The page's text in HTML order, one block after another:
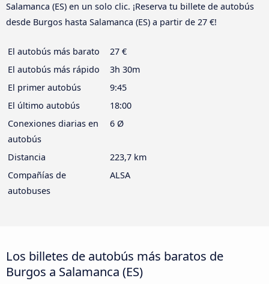
Salamanca (ES) en un solo clic. ¡Reserva tu billete de autobús
desde Burgos hasta Salamanca (ES) a partir de 27 €!
El autobús más barato
27 €
El autobús más rápido
3h 30m
El primer autobús
9:45
El último autobús
18:00
Conexiones diarias en
autobús
6 Ø
Distancia
223,7 km
Compañías de
autobuses
ALSA
Los billetes de autobús más baratos de
Burgos a Salamanca (ES)